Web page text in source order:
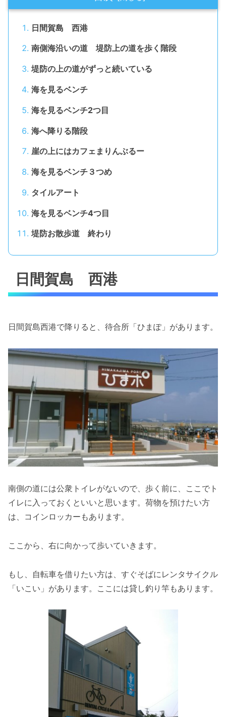
日間賀島 西港
南側海沿いの道 堤防上の道を歩く階段
堤防の上の道がずっと続いている
海を見るベンチ
海を見るベンチ2つ目
海へ降りる階段
崖の上にはカフェまりんぶるー
海を見るベンチ３つめ
タイルアート
海を見るベンチ4つ目
堤防お散歩道 終わり
日間賀島 西港
日間賀島西港で降りると、待合所「ひまぽ」があります。
南側の道には公衆トイレがないので、歩く前に、ここでト
イレに入っておくといいと思います。荷物を預けたい方
は、コインロッカーもあります。
ここから、右に向かって歩いていきます。
もし、自転車を借りたい方は、すぐそばにレンタサイクル
「いこい」があります。ここには貸し釣り竿もあります。